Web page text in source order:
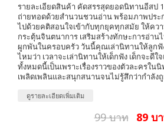
รายละเอียดสินค้า คัดสรรสุดยอดนิทานอีสป
ถ่ายทอดด้วยสำนวนชวนอ่าน พร้อมภาพประ
ไปด้วยคติสอนใจเข้ากับทุกยุคทุกสมัย ให้คว
กระตุ้นจินตนาการ เสริมสร้างทักษะการอ่าน
ผูกพันในครอบครัว วันนี้คุณเล่านิทานให้ลูกฟัง
ไหมว่า เวลาจะเล่านิทานให้เด็กฟัง เด็กจะดีใ
ทั้งหมดนี้เป็นเพราะเรื่องราวของตัวละครใน
เพลิดเพลินและสนุกสนานจนไม่รู้สึกว่ากำลัง
ดูรายละเอียดเพิ่มเติม
99 บาท 89 บ